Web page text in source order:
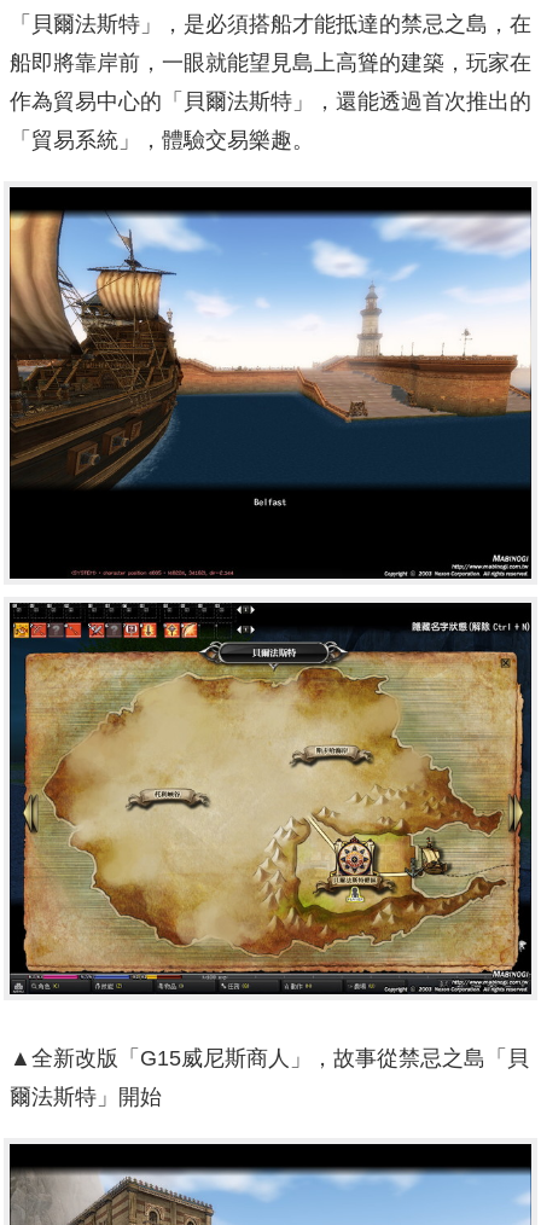
「貝爾法斯特」，是必須搭船才能抵達的禁忌之島，在
船即將靠岸前，一眼就能望見島上高聳的建築，玩家在
作為貿易中心的「貝爾法斯特」，還能透過首次推出的
「貿易系統」，體驗交易樂趣。
▲全新改版「G15威尼斯商人」，故事從禁忌之島「貝
爾法斯特」開始